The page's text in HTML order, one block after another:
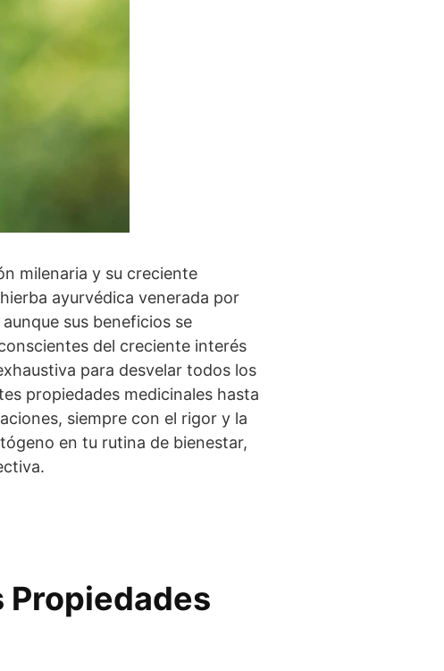
milenaria y su creciente
ayurvédica venerada por
sus beneficios se
del creciente interés
para desvelar todos los
propiedades medicinales hasta
siempre con el rigor y la
en tu rutina de bienestar,
Propiedades